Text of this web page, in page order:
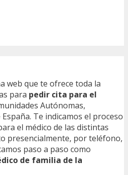
web que te ofrece toda la
para pedir cita para el
Autónomas,
Te indicamos el proceso
el médico de las distintas
presencialmente, por teléfono,
paso a paso como
de familia de la